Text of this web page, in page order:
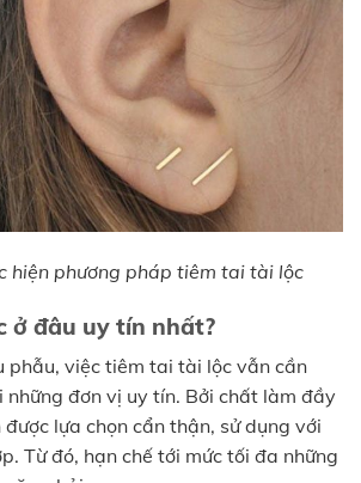
hiện phương pháp tiêm tai tài lộc
ở đâu uy tín nhất?
phẫu, việc tiêm tai tài lộc vẫn cần
những đơn vị uy tín. Bởi chất làm đầy
lựa chọn cẩn thận, sử dụng với
Từ đó, hạn chế tới mức tối đa những